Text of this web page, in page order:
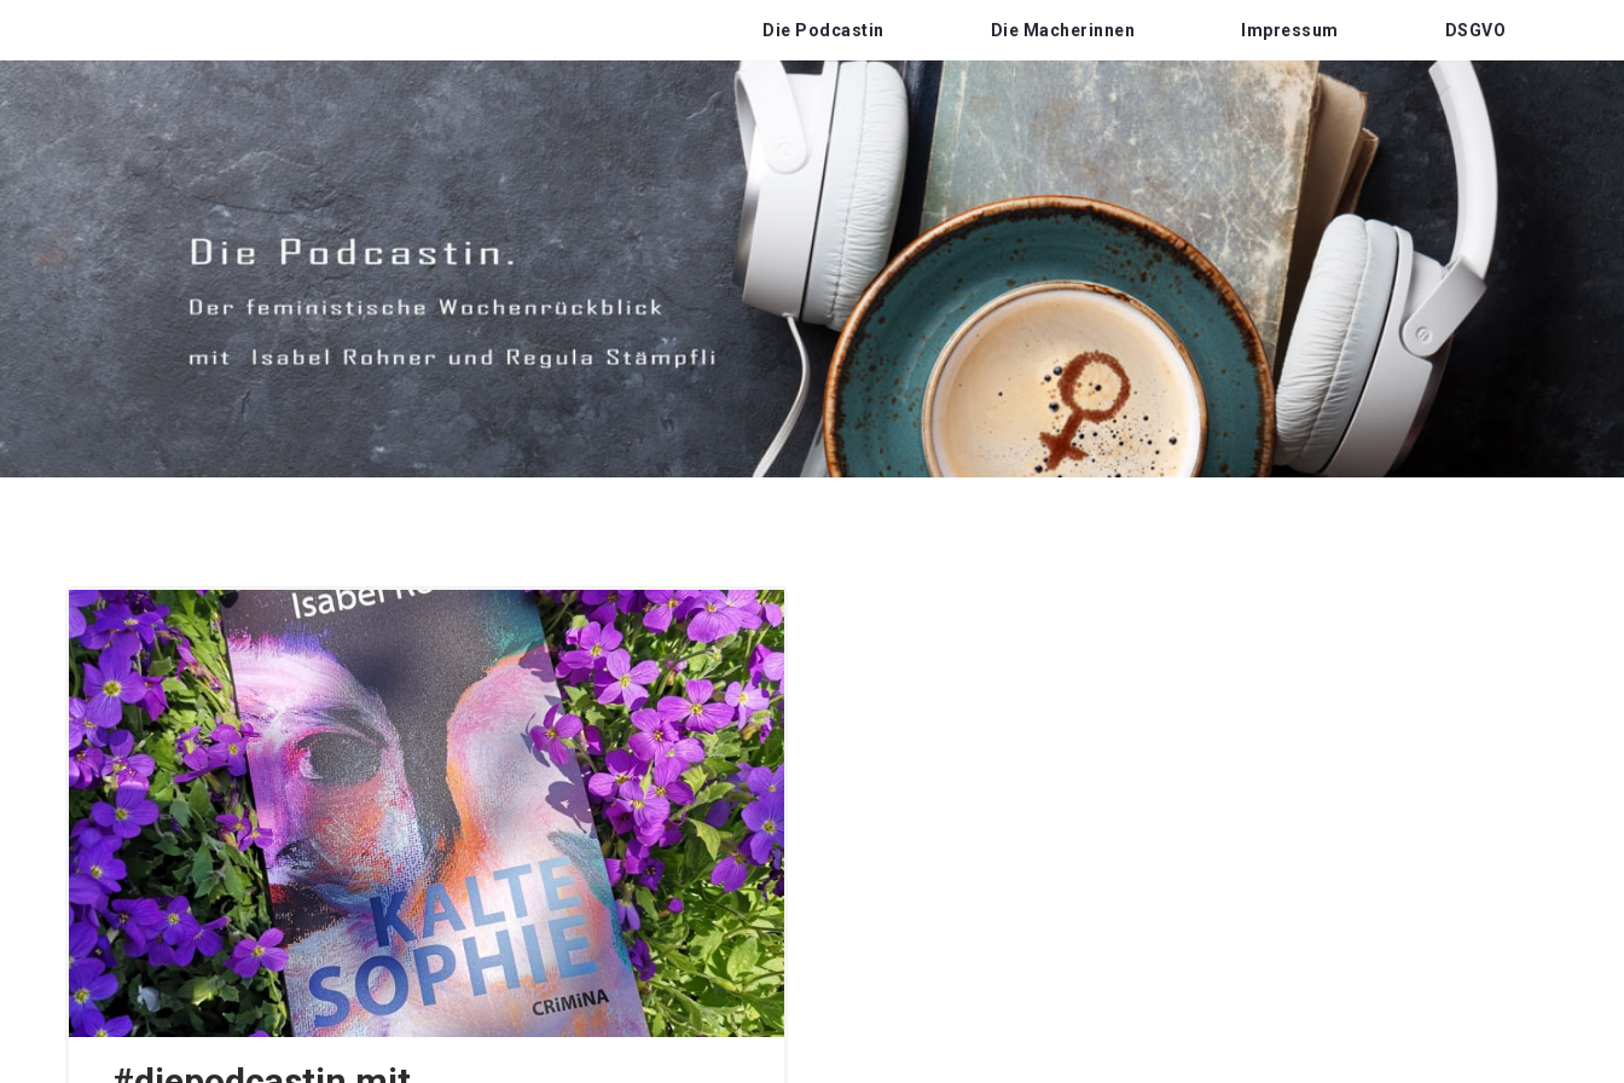
Die Podcastin Die Macherinnen Impressum DSGVO